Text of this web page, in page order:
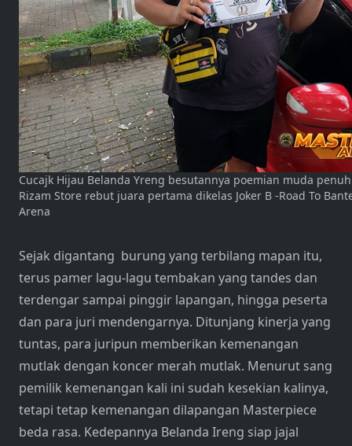
Cucajk Hijau Belanda Yreng besutannya poemian muda
Rizam Store rebut juara pertama dikelas Joker B -Road To
Arena
Sejak digantang burung yang terbilang mapan itu,
terus pamer lagu-lagu tembakan yang tandes dan
terdengar sampai pinggir lapangan, hingga peserta
dan para juri mendengarnya. Ditunjang kinerja yang
tuntas, para juripun memberikan kemenangan
mutlak dengan koncer merah mutlak. Menurut sang
pemilik kemenangan kali ini sudah kesekian kalinya,
tetapi tetap kemenangan dilapangan Masterpiece
beda rasa. Kedepannya Belanda Ireng siap jajal